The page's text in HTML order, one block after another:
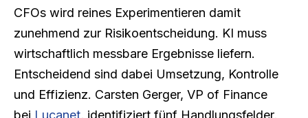
CFOs wird reines Experimentieren damit
zunehmend zur Risikoentscheidung. KI muss
wirtschaftlich messbare Ergebnisse liefern.
Entscheidend sind dabei Umsetzung, Kontrolle
und Effizienz. Carsten Gerger, VP of Finance
bei Lucanet, identifiziert fünf Handlungsfelder,